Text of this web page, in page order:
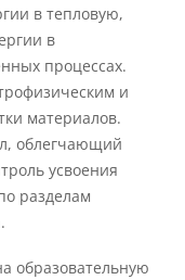
в тепловую,
в
процессах.
и
материалов.
облегчающий
усвоения
разделам
образовательную